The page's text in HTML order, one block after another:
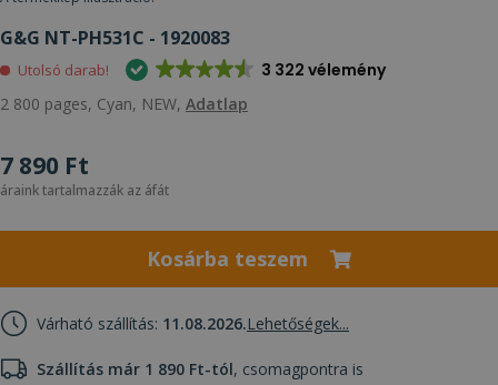
G&G NT-PH531C - 1920083
Utolsó darab! 3 322 vélemény
2 800 pages, Cyan, NEW, Adatlap
7 890 Ft
áraink tartalmazzák az áfát
Kosárba teszem
Várható szállítás: 11.08.2026.Lehetőségek...
Szállítás már 1 890 Ft-tól, csomagpontra is